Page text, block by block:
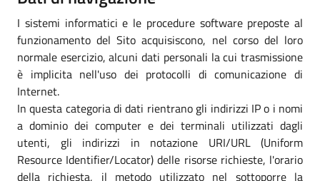
I sistemi informatici e le procedure software preposte al
funzionamento del Sito acquisiscono, nel corso del loro
normale esercizio, alcuni dati personali la cui trasmissione
è implicita nell'uso dei protocolli di comunicazione di
Internet.
In questa categoria di dati rientrano gli indirizzi IP o i nomi
a dominio dei computer e dei terminali utilizzati dagli
utenti, gli indirizzi in notazione URI/URL (Uniform
Resource Identifier/Locator) delle risorse richieste, l'orario
della richiesta, il metodo utilizzato nel sottoporre la